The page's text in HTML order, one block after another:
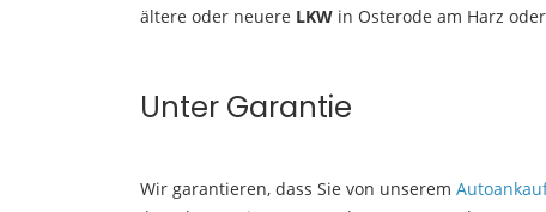
ältere oder neuere LKW in Osterode am Harz oder
Unter Garantie
Wir garantieren, dass Sie von unserem